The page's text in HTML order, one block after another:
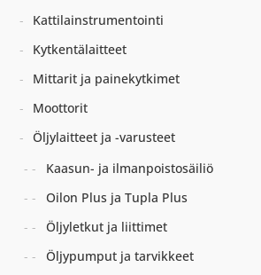
Kattilainstrumentointi
Kytkentälaitteet
Mittarit ja painekytkimet
Moottorit
Öljylaitteet ja -varusteet
Kaasun- ja ilmanpoistosäiliö
Oilon Plus ja Tupla Plus
Öljyletkut ja liittimet
Öljypumput ja tarvikkeet